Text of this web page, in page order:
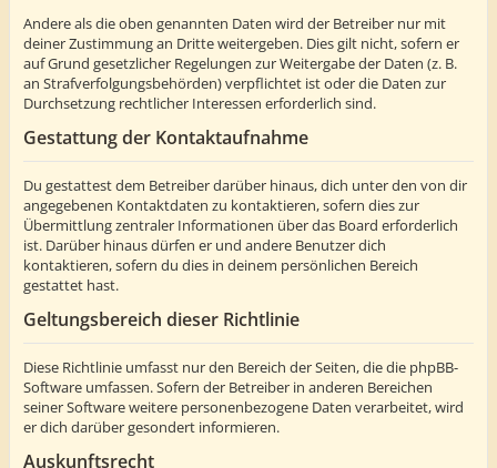
Andere als die oben genannten Daten wird der Betreiber nur mit
deiner Zustimmung an Dritte weitergeben. Dies gilt nicht, sofern er
auf Grund gesetzlicher Regelungen zur Weitergabe der Daten (z. B.
an Strafverfolgungsbehörden) verpflichtet ist oder die Daten zur
Durchsetzung rechtlicher Interessen erforderlich sind.
Gestattung der Kontaktaufnahme
Du gestattest dem Betreiber darüber hinaus, dich unter den von dir
angegebenen Kontaktdaten zu kontaktieren, sofern dies zur
Übermittlung zentraler Informationen über das Board erforderlich
ist. Darüber hinaus dürfen er und andere Benutzer dich
kontaktieren, sofern du dies in deinem persönlichen Bereich
gestattet hast.
Geltungsbereich dieser Richtlinie
Diese Richtlinie umfasst nur den Bereich der Seiten, die die phpBB-
Software umfassen. Sofern der Betreiber in anderen Bereichen
seiner Software weitere personenbezogene Daten verarbeitet, wird
er dich darüber gesondert informieren.
Auskunftsrecht